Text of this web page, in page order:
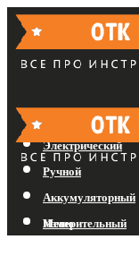
Бензиновый
Электрический
Ручной
Аккумуляторный
Измерительный
Меню